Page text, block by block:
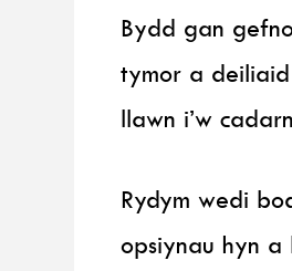
Bydd gan
tymor a
llawn i’w
Rydym wedi
opsiynau hyn